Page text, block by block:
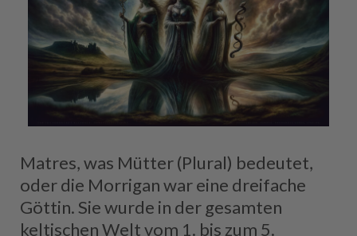
Matres, was Mütter (Plural) bedeutet,
oder die Morrigan war eine dreifache
Göttin. Sie wurde in der gesamten
keltischen Welt vom 1. bis zum 5.